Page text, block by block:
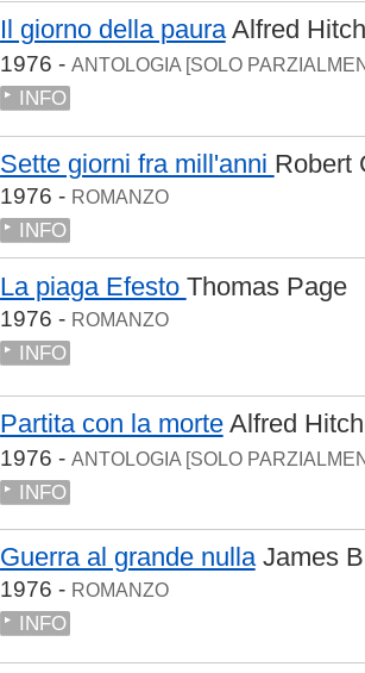
Il giorno della paura Alfred
1976 - ANTOLOGIA [SOLO
INFO
Sette giorni fra mill'anni Robert
1976 - ROMANZO
INFO
La piaga Efesto Thomas Page
1976 - ROMANZO
INFO
Partita con la morte Alfred
1976 - ANTOLOGIA [SOLO
INFO
Guerra al grande nulla James
1976 - ROMANZO
INFO